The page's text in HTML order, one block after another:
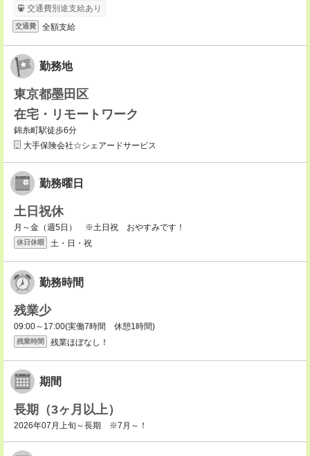
交通費別途支給あり
交通費 全額支給
勤務地
東京都墨田区
在宅・リモートワーク
錦糸町駅徒歩6分
大手保険会社☆シェアードサービス
勤務曜日
土日祝休
月～金（週5日） ※土日祝 おやすみです！
休日休暇 土・日・祝
勤務時間
残業少
09:00～17:00(実働7時間 休憩1時間)
残業時間 残業ほぼなし！
期間
長期（3ヶ月以上）
2026年07月上旬～長期 ※7月～！